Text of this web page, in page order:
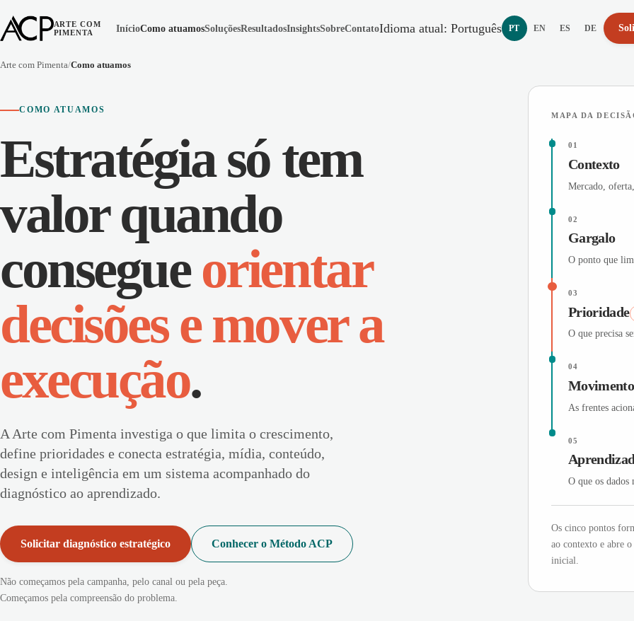
ARTE COM
PIMENTA
InícioComo atuamosSoluçõesResultadosInsightsSobreContatoIdioma atual: Português PT
Português
EN
English
ES
Español
DE
Deutsch
Arte com Pimenta Como atuamos
COMO ATUAMOS
Estratégia só tem
valor quando
consegueorientar
decisões e mover a
execução.
A Arte com Pimenta investiga o que limita o crescimento,
define prioridades e conecta estratégia, mídia, conteúdo,
design e inteligência em um sistema acompanhado do
diagnóstico ao aprendizado.
Solicitar diagnóstico estratégico Conhecer o Método ACP
Não começamos pela campanha, pelo canal ou pela peça.
Começamos pela compreensão do problema.
MAPA DA
01
Contexto
Mercado,
02
Gargalo
O ponto que
03
Prioridade
O que precisa
04
Movimento
As frentes
05
O que os dados
Os cinco pontos
ao contexto e abre
inicial.